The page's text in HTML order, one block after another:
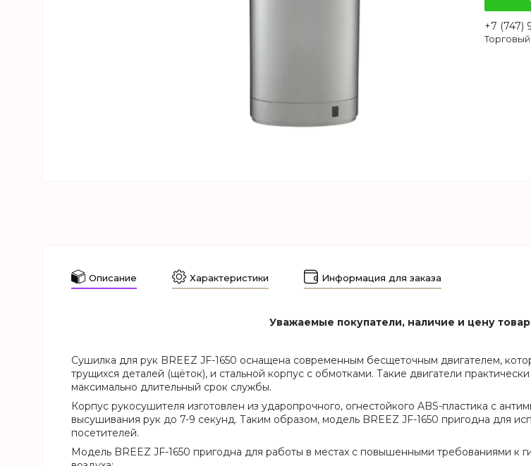
+7 (747)
Описание Характеристики Информация для заказа
Уважаемые покупатели, наличие и цену
Сушилка для рук BREEZ JF-1650 оснащена современным бесщеточным двигателем,
трущихся деталей (щёток), и стальной корпус с обмотками. Такие двигатели
максимально длительный срок службы.
Корпус рукосушителя изготовлен из ударопрочного, огнестойкого ABS-пластика с
высушивания рук до 7-9 секунд. Таким образом, модель BREEZ JF-1650 пригодна для
посетителей.
Модель BREEZ JF-1650 пригодна для работы в местах с повышенными требованиями к